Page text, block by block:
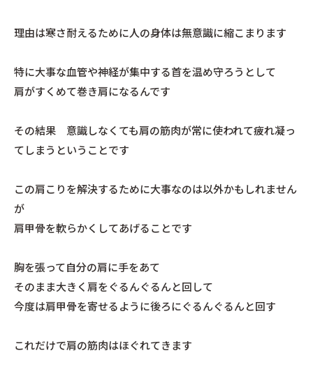
理由は寒さ耐えるために人の身体は無意識に縮こまります
特に大事な血管や神経が集中する首を温め守ろうとして
肩がすくめて巻き肩になるんです
その結果 意識しなくても肩の筋肉が常に使われて疲れ凝っ
てしまうということです
この肩こりを解決するために大事なのは以外かもしれません
が
肩甲骨を軟らかくしてあげることです
胸を張って自分の肩に手をあて
そのまま大きく肩をぐるんぐるんと回して
今度は肩甲骨を寄せるように後ろにぐるんぐるんと回す
これだけで肩の筋肉はほぐれてきます